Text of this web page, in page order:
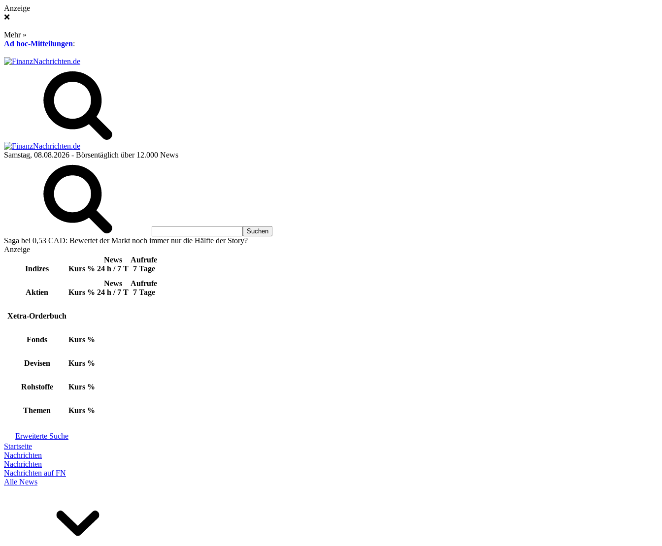
Anzeige
❌
Mehr »
Ad hoc-Mitteilungen:
Samstag, 08.08.2026 - Börsentäglich über 12.000 News
Saga bei 0,53 CAD: Bewertet der Markt noch immer nur die Hälfte der Story?
Anzeige
Indizes Kurs %
News
24 h / 7 T
Aufrufe
7 Tage
Aktien Kurs %
News
24 h / 7 T
Aufrufe
7 Tage
Xetra-Orderbuch
Fonds Kurs %
Devisen Kurs %
Rohstoffe Kurs %
Themen Kurs %
Erweiterte Suche
Startseite
Nachrichten
Nachrichten
Nachrichten auf FN
Alle News